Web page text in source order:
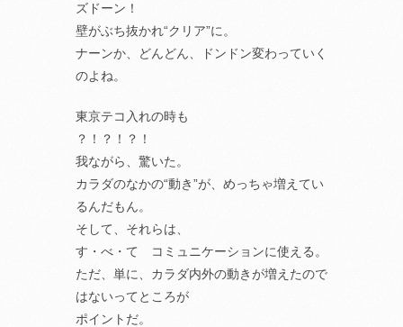
ズドーン！
壁がぶち抜かれ“クリア”に。
ナーンか、どんどん、ドンドン変わっていく
のよね。
東京テコ入れの時も
？！？！？！
我ながら、驚いた。
カラダのなかの“動き”が、めっちゃ増えてい
るんだもん。
そして、それらは、
す・べ・て コミュニケーションに使える。
ただ、単に、カラダ内外の動きが増えたので
はないってところが
ポイントだ。